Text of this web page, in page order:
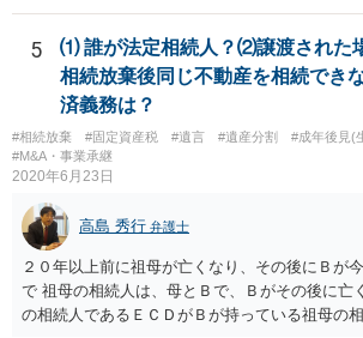
いいと思います。 ＞示談と刑事の両方を相談で
がしております。 ネットでさがすとあまりの多
す。 どの方にお願いしても同じなのでしょうか
明など、いろいろ考慮して判断することになり
かりで不安でしょうから、どこかしら相談に行
ます。 複数の弁護士に相談されて決められるケ
じめに相談したところで依頼しなければならな
ん。
5
⑴ 誰が法定相続人？⑵譲渡された
相続放棄後同じ不動産を相続でき
済義務は？
#相続放棄 #固定資産税 #遺言 #遺産分割
#成年後見(
#M&A・事業承継
2020年6月23日
高島 秀行 弁護士
２０年以上前に祖母が亡くなり、その後にＢが
で 祖母の相続人は、母とＢで、Ｂがその後に亡
の相続人であるＥＣＤがＢが持っている祖母の